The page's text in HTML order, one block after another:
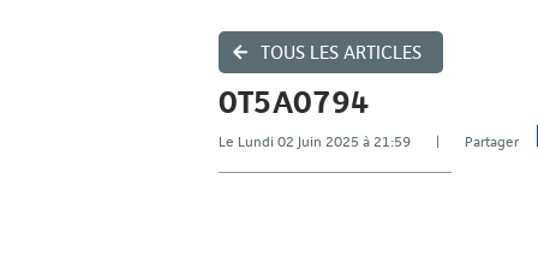
TOUS LES ARTICLES
0T5A0794
Le Lundi 02 Juin 2025 à 21:59 | Partager